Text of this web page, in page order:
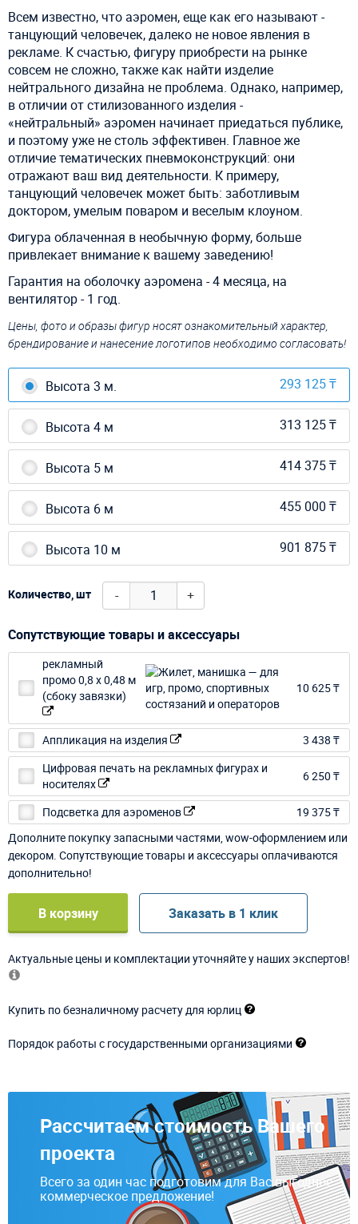
Всем известно, что аэромен, еще как его называют -
танцующий человечек, далеко не новое явления в
рекламе. К счастью, фигуру приобрести на рынке
совсем не сложно, также как найти изделие
нейтрального дизайна не проблема. Однако, например,
в отличии от стилизованного изделия -
«нейтральный» аэромен начинает приедаться публике,
и поэтому уже не столь эффективен. Главное же
отличие тематических пневмоконструкций: они
отражают ваш вид деятельности. К примеру,
танцующий человечек может быть: заботливым
доктором, умелым поваром и веселым клоуном.
Фигура облаченная в необычную форму, больше
привлекает внимание к вашему заведению!
Гарантия на оболочку аэромена - 4 месяца, на
вентилятор - 1 год.
Цены, фото и образы фигур носят ознакомительный характер,
брендирование и нанесение логотипов необходимо согласовать!
Высота 3 м. 293 125 ₸
Высота 4 м 313 125 ₸
Высота 5 м 414 375 ₸
Высота 6 м 455 000 ₸
Высота 10 м 901 875 ₸
Количество, шт - +
Сопутствующие товары и аксессуары
рекламный
промо 0,8 х 0,48 м
(сбоку завязки)
10 625 ₸
Аппликация на изделия
3 438 ₸
Цифровая печать на рекламных фигурах и
носителях
6 250 ₸
Подсветка для аэроменов
19 375 ₸
Дополните покупку запасными частями, wow-оформлением или
декором. Сопутствующие товары и аксессуары оплачиваются
дополнительно!
В корзину Заказать в 1 клик
Актуальные цены и комплектации уточняйте у наших экспертов!
Купить по безналичному расчету для юрлиц
Порядок работы с государственными организациями
Рассчитаем стоимость Вашего
проекта
Всего за один час подготовим для Вас выгодное
коммерческое предложение!